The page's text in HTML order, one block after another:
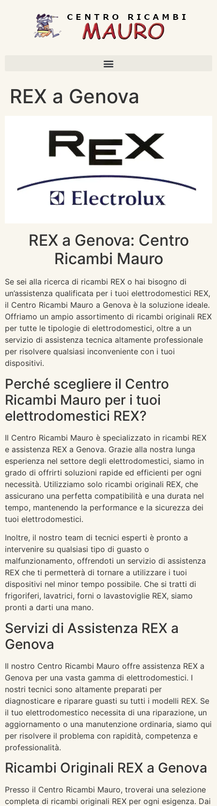
REX a Genova
REX a Genova: Centro
Ricambi Mauro
Se sei alla ricerca di ricambi REX o hai bisogno di
un’assistenza qualificata per i tuoi elettrodomestici REX,
il Centro Ricambi Mauro a Genova è la soluzione ideale.
Offriamo un ampio assortimento di ricambi originali REX
per tutte le tipologie di elettrodomestici, oltre a un
servizio di assistenza tecnica altamente professionale
per risolvere qualsiasi inconveniente con i tuoi
dispositivi.
Perché scegliere il Centro
Ricambi Mauro per i tuoi
elettrodomestici REX?
Il Centro Ricambi Mauro è specializzato in ricambi REX
e assistenza REX a Genova. Grazie alla nostra lunga
esperienza nel settore degli elettrodomestici, siamo in
grado di offrirti soluzioni rapide ed efficienti per ogni
necessità. Utilizziamo solo ricambi originali REX, che
assicurano una perfetta compatibilità e una durata nel
tempo, mantenendo la performance e la sicurezza dei
tuoi elettrodomestici.
Inoltre, il nostro team di tecnici esperti è pronto a
intervenire su qualsiasi tipo di guasto o
malfunzionamento, offrendoti un servizio di assistenza
REX che ti permetterà di tornare a utilizzare i tuoi
dispositivi nel minor tempo possibile. Che si tratti di
frigoriferi, lavatrici, forni o lavastoviglie REX, siamo
pronti a darti una mano.
Servizi di Assistenza REX a
Genova
Il nostro Centro Ricambi Mauro offre assistenza REX a
Genova per una vasta gamma di elettrodomestici. I
nostri tecnici sono altamente preparati per
diagnosticare e riparare guasti su tutti i modelli REX. Se
il tuo elettrodomestico necessita di una riparazione, un
aggiornamento o una manutenzione ordinaria, siamo qui
per risolvere il problema con rapidità, competenza e
professionalità.
Ricambi Originali REX a Genova
Presso il Centro Ricambi Mauro, troverai una selezione
completa di ricambi originali REX per ogni esigenza. Dai